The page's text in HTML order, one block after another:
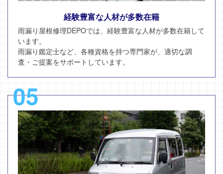
経験豊富な人材が多数在籍
雨漏り屋根修理DEPOでは、経験豊富な人材が多数在籍して
います。
雨漏り鑑定士など、各種資格を持つ専門家が、適切な調
査・ご提案をサポートしています。
05